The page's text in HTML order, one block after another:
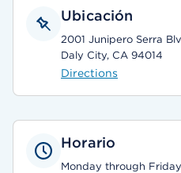
Ubicación
2001 Junipero Serra
Daly City, CA 94014
Directions
Horario
Monday through